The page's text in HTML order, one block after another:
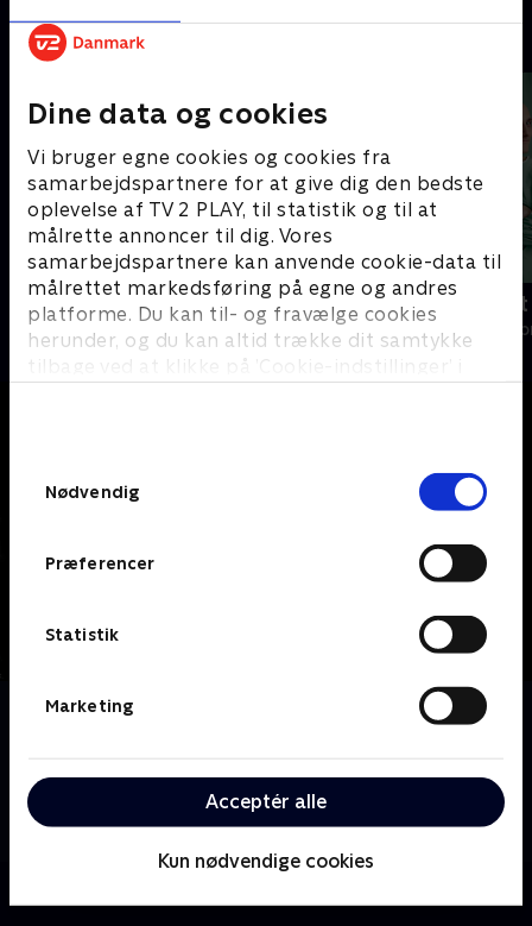
Dine data og cookies
Vi bruger egne cookies og cookies fra
samarbejdspartnere for at give dig den bedste
oplevelse af TV 2 PLAY, til statistik og til at
målrette annoncer til dig. Vores
samarbejdspartnere kan anvende cookie-data til
målrettet markedsføring på egne og andres
platforme. Du kan til- og fravælge cookies
herunder, og du kan altid trække dit samtykke
tilbage ved at klikke på ’Cookie-indstillinger’ i
Nødvendig
Præferencer
Statistik
Marketing
Acceptér alle
Kun nødvendige cookies
Andre så også
Happy fucking Pride
Drama • 1 sæsoner
Fake Patient
Drama • 1
Om Grimm
Grimms, forsvarer sin by mod magiske væsner kaldet
Wesen, der er halvt menneske, halvt dyr.